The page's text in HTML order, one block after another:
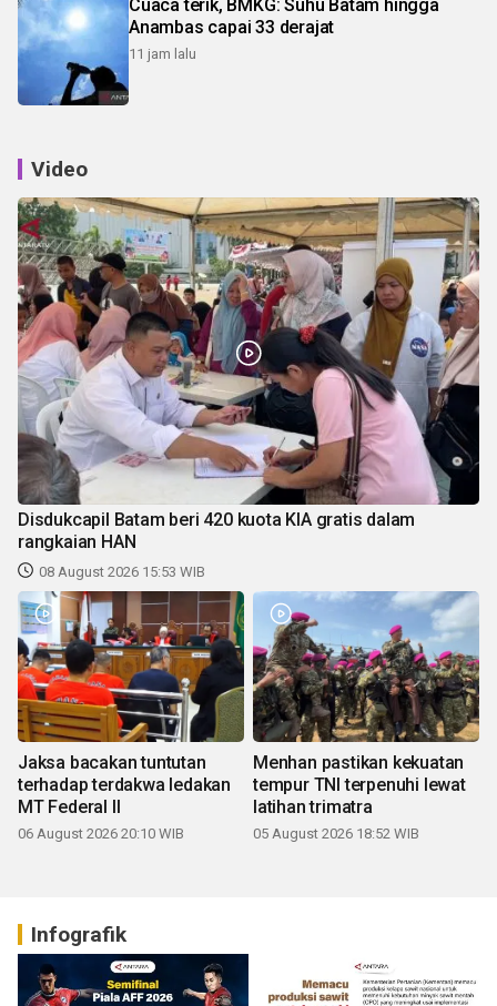
Cuaca terik, BMKG: Suhu Batam hingga
Anambas capai 33 derajat
11 jam lalu
Video
Disdukcapil Batam beri 420 kuota KIA gratis dalam
rangkaian HAN
08 August 2026 15:53 WIB
Jaksa bacakan tuntutan
terhadap terdakwa ledakan
MT Federal II
06 August 2026 20:10 WIB
Menhan pastikan kekuatan
tempur TNI terpenuhi lewat
latihan trimatra
05 August 2026 18:52 WIB
Infografik